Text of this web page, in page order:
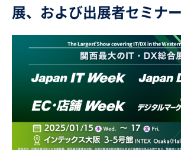
展、および出展者セミナ